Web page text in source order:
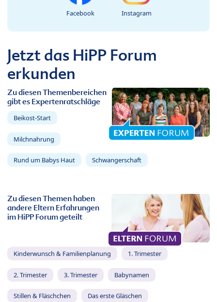
Facebook Instagram
Jetzt das HiPP Forum
erkunden
Zu diesen Themenbereichen
gibt es Expertenratschläge
Beikost-Start
Milchnahrung
Rund um Babys Haut Schwangerschaft
Zu diesen Themen haben
andere Eltern Erfahrungen
im HiPP Forum geteilt
Kinderwunsch & Familienplanung 1. Trimester
2. Trimester 3. Trimester Babynamen
Stillen & Fläschchen Das erste Gläschen